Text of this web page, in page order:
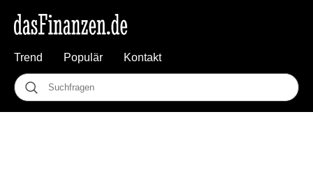
Trend Populär Kontakt